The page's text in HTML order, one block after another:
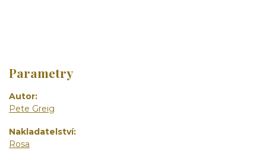
Parametry
Autor
Pete Greig
Nakladatelství
Rosa